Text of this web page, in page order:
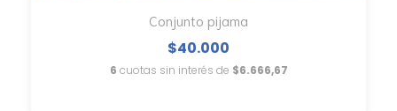
Conjunto pijama
$40.000
6 cuotas sin interés de $6.666,67